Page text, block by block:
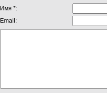
Имя *:
Email: